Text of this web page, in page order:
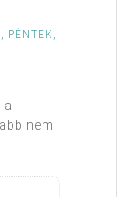
PÉNTEK,
a
nem